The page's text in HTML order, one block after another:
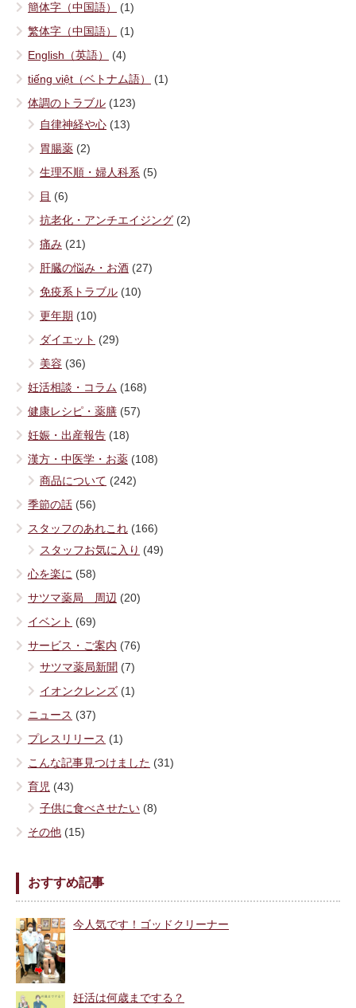
簡体字（中国語）
(1)
繁体字（中国語）
(1)
English（英語）
(4)
tiếng việt（ベトナム語）
(1)
体調のトラブル (123)
自律神経や心 (13)
胃腸薬 (2)
生理不順・婦人科系 (5)
目 (6)
抗老化・アンチエイジング (2)
痛み (21)
肝臓の悩み・お酒 (27)
免疫系トラブル (10)
更年期 (10)
ダイエット (29)
美容 (36)
妊活相談・コラム (168)
健康レシピ・薬膳 (57)
妊娠・出産報告 (18)
漢方・中医学・お薬 (108)
商品について (242)
季節の話 (56)
スタッフのあれこれ (166)
スタッフお気に入り (49)
心を楽に (58)
サツマ薬局 周辺 (20)
イベント (69)
サービス・ご案内 (76)
サツマ薬局新聞 (7)
イオンクレンズ (1)
ニュース (37)
プレスリリース (1)
こんな記事見つけました (31)
育児 (43)
子供に食べさせたい (8)
その他 (15)
おすすめ記事
今人気です！ゴッドクリーナー
妊活は何歳までする？